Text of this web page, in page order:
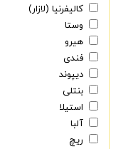
کالیفرنیا (لازار)
وستا
هیرو
فندی
دیپوند
بنتلی
استیلا
آلبا
ریچ